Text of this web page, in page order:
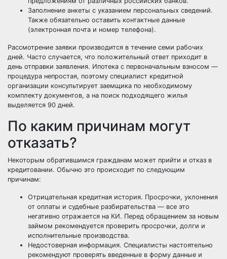
Заполнение анкеты с указанием персональных сведений.
Также обязательно оставить контактные данные
(электронная почта и номер телефона).
Рассмотрение заявки производится в течение семи рабочих
дней. Часто случается, что положительный ответ приходит в
день отправки заявления. Ипотека с первоначальным взносом —
процедура непростая, поэтому специалист кредитной
организации консультирует заемщика по необходимому
комплекту документов, а на поиск подходящего жилья
выделяется 90 дней.
По каким причинам могут
отказать?
Некоторым обратившимся гражданам может прийти и отказ в
кредитовании. Обычно это происходит по следующим
причинам:
Отрицательная кредитная история. Просрочки, уклонения
от оплаты и судебные разбирательства — все это
негативно отражается на КИ. Перед обращением за новым
займом рекомендуется проверить просрочки, долги и
исполнительные производства.
Недостоверная информация. Специалисты настоятельно
рекомендуют проверять введенные в форму данные и